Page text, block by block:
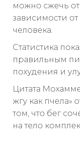
можно сжечь
зависимости
человека.
Статистика
правильным
похудения и
Цитата
жгу как пчела»
том, что бег
на тело